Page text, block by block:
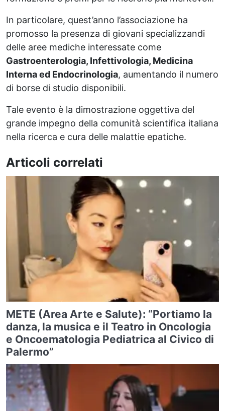
In particolare, quest’anno l’associazione ha
promosso la presenza di giovani specializzandi
delle aree mediche interessate come
Gastroenterologia, Infettivologia, Medicina
Interna ed Endocrinologia, aumentando il numero
di borse di studio disponibili.
Tale evento è la dimostrazione oggettiva del
grande impegno della comunità scientifica italiana
nella ricerca e cura delle malattie epatiche.
Articoli correlati
METE (Area Arte e Salute): “Portiamo la
danza, la musica e il Teatro in Oncologia
e Oncoematologia Pediatrica al Civico di
Palermo”